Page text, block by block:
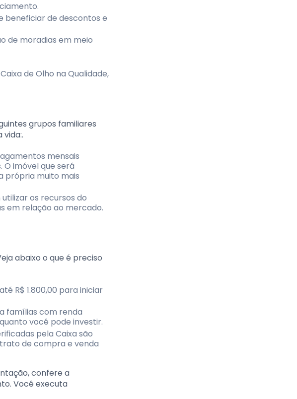
beneficiar de descontos e
de moradias em meio
de Olho na Qualidade,
grupos familiares
mensais
O imóvel que será
própria muito mais
os recursos do
em relação ao mercado.
abaixo o que é preciso
R$ 1.800,00 para iniciar
famílias com renda
você pode investir.
pela Caixa são
de compra e venda
confere a
Você executa